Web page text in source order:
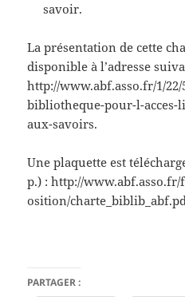
savoir.
La présentation de cette
disponible à l’adresse
http://www.abf.asso.fr/1/
bibliotheque-pour-l-
aux-savoirs.
Une plaquette est
p.) : http://
osition/
PARTAGER :